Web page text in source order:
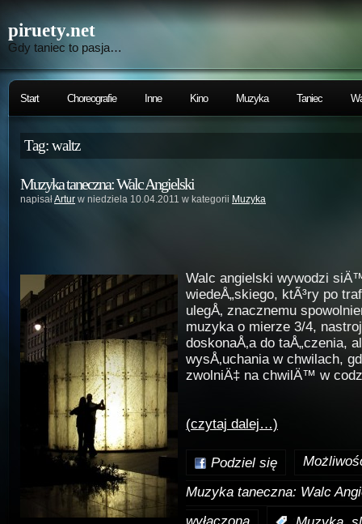
piruety.net
Gdy taniec to pasja…
Start Choreografie Inne Kino Muzyka Taniec
Tag: waltz
Muzyka taneczna: Walc Angielski
napisałArtur w niedziela 10.04.2011 w kategorii Muzyka
Walc angielski wywodzi
wiedeÅ„skiego, ktÃ³ry po
ulegÅ‚ znacznemu
muzyka o mierze 3/4,
doskonaÅ‚a do taÅ„czenia,
wysÅ‚uchania w chwilach,
zwolniÄ‡ na chwilÄ™ w
(czytaj dalej…)
Podziel się
Muzyka taneczna: Walc